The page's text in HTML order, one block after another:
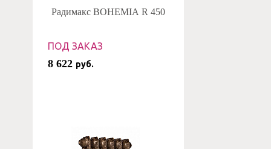
Радимакс BOHEMIA R 450
ПОД ЗАКАЗ
8 622 руб.